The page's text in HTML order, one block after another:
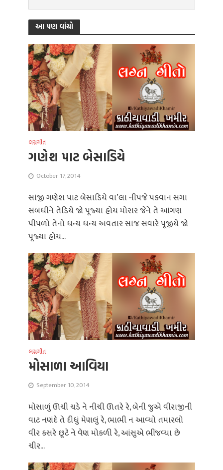
આ પણ વાંચો
લગ્નગીત
ગણેશ પાટ બેસાડિયે
October 17, 2014
સાંજી ગણેશ પાટ બેસાડિયે વા’લા નીપજે પકવાન સગા
સંબંધીને તેડિયે જો પૂજ્યા હોય મોરાર જેને તે આંગણ
પીપળો તેનો ધન્ય ધન્ય અવતાર સાંજ સવારે પૂજીયે જો
પૂજ્યા હોય...
લગ્નગીત
મોસાળા આવિયા
September 10, 2014
મોસાળું ઊંચી ચડે ને નીચી ઊતરે રે, બેની જુએ વીરાજીની
વાટ નણંદે તે દીધું મેણલું રે, ભાભી ન આવ્યો તમારલો
વીર કસરે છૂટે ને વેણ મોકળી રે, આંસુએ ભીંજવ્યા છે
ચીર...